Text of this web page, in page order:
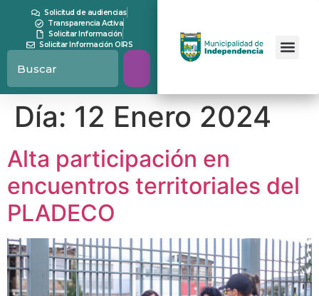
contenidoSolicitud de audiencias
Transparencia Activa
Solicitar Información
Solicitar Información OIRS
Día: 12 Enero 2024
Alta participación en
encuentros territoriales del
PLADECO